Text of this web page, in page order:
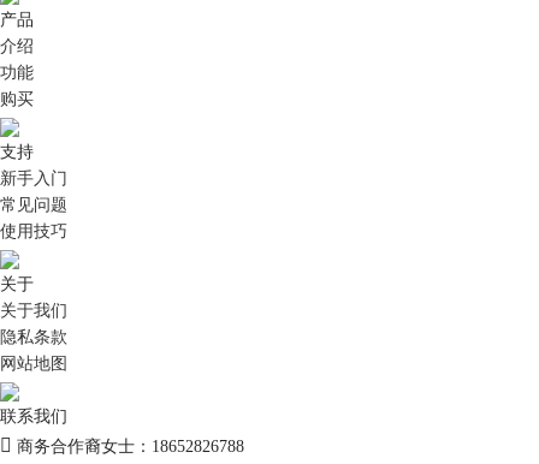
产品
介绍
功能
购买
支持
新手入门
常见问题
使用技巧
关于
关于我们
隐私条款
网站地图
联系我们
商务合作裔女士：18652826788